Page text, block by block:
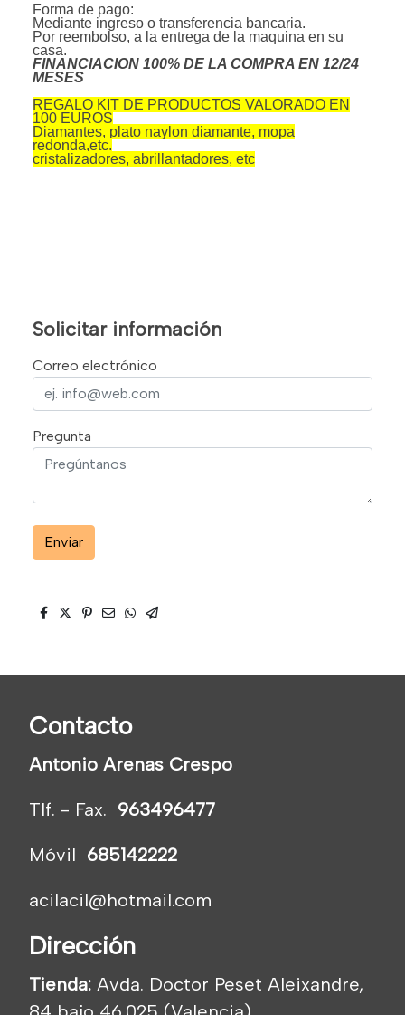
Forma de pago:
Mediante ingreso o transferencia bancaria.
Por reembolso, a la entrega de la maquina en su
casa.
FINANCIACION 100% DE LA COMPRA EN 12/24
MESES
REGALO KIT DE PRODUCTOS VALORADO EN
100 EUROS
Diamantes, plato naylon diamante, mopa
redonda,etc.
cristalizadores, abrillantadores, etc
Solicitar información
Correo electrónico
Pregunta
Enviar
Contacto
Antonio Arenas Crespo
Tlf. - Fax. 963496477
Móvil 685142222
acilacil@hotmail.com
Dirección
Tienda: Avda. Doctor Peset Aleixandre,